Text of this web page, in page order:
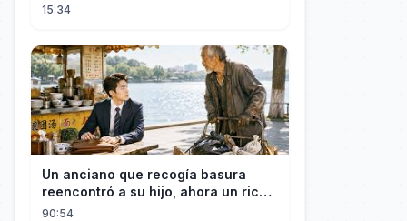
15:34
Un anciano que recogía basura
reencontró a su hijo, ahora un rico
empresario
90:54